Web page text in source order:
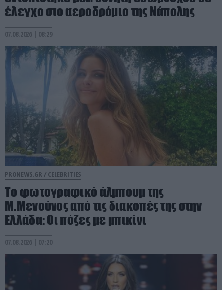
έλεγχο στο αεροδρόμιο της Νάπολης
07.08.2026 | 08:29
PRONEWS.GR / CELEBRITIES
Το φωτογραφικό άλμπουμ της
Μ.Μενούνος από τις διακοπές της στην
Ελλάδα: Οι πόζες με μπικίνι
07.08.2026 | 07:20